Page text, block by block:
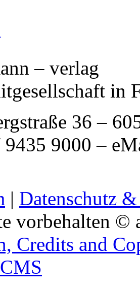
– verlag
in
36 –
9435 9000 –
| Datenschutz
vorbehalten ©
Credits and